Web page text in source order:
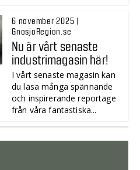
6 november 2025 |
GnosjoRegion.se
Nu är vårt senaste
industrimagasin här!
I vårt senaste magasin kan
du läsa många spännande
och inspirerande reportage
från våra fantastiska...